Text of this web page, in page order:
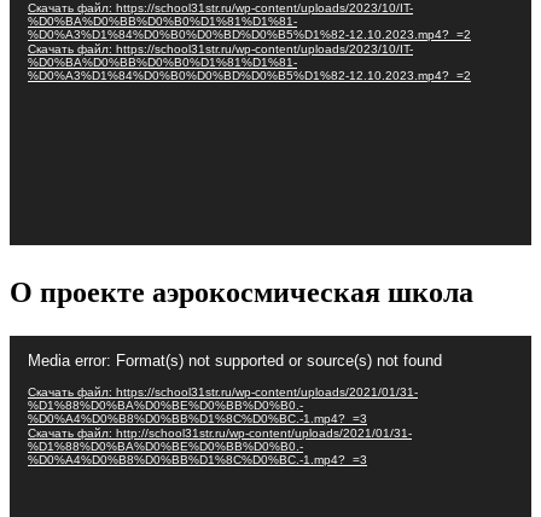
Скачать файл: https://school31str.ru/wp-content/uploads/2023/10/IT-
%D0%BA%D0%BB%D0%B0%D1%81%D1%81-
%D0%A3%D1%84%D0%B0%D0%BD%D0%B5%D1%82-12.10.2023.mp4?_=2
Скачать файл: https://school31str.ru/wp-content/uploads/2023/10/IT-
%D0%BA%D0%BB%D0%B0%D1%81%D1%81-
%D0%A3%D1%84%D0%B0%D0%BD%D0%B5%D1%82-12.10.2023.mp4?_=2
О проекте аэрокосмическая школа
Media error: Format(s) not supported or source(s) not found
Скачать файл: https://school31str.ru/wp-content/uploads/2021/01/31-
%D1%88%D0%BA%D0%BE%D0%BB%D0%B0.-
%D0%A4%D0%B8%D0%BB%D1%8C%D0%BC.-1.mp4?_=3
Скачать файл: http://school31str.ru/wp-content/uploads/2021/01/31-
%D1%88%D0%BA%D0%BE%D0%BB%D0%B0.-
%D0%A4%D0%B8%D0%BB%D1%8C%D0%BC.-1.mp4?_=3